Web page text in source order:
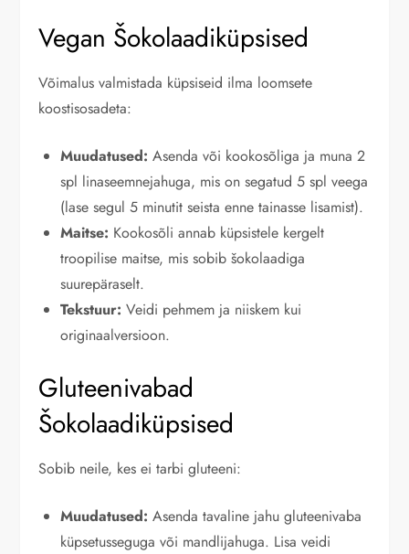
Vegan Šokolaadiküpsised
Võimalus valmistada küpsiseid ilma loomsete
koostisosadeta:
Muudatused: Asenda või kookosõliga ja muna 2
spl linaseemnejahuga, mis on segatud 5 spl veega
(lase segul 5 minutit seista enne tainasse lisamist).
Maitse: Kookosõli annab küpsistele kergelt
troopilise maitse, mis sobib šokolaadiga
suurepäraselt.
Tekstuur: Veidi pehmem ja niiskem kui
originaalversioon.
Gluteenivabad
Šokolaadiküpsised
Sobib neile, kes ei tarbi gluteeni:
Muudatused: Asenda tavaline jahu gluteenivaba
küpsetusseguga või mandlijahuga. Lisa veidi